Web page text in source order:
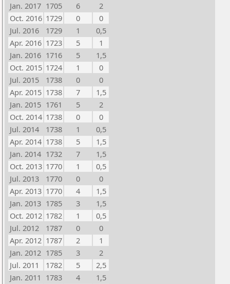
Jan. 2017 1705 6
2
Oct. 2016 1729 0
0
Jul. 2016
1729 1
0,5
Apr. 2016 1723 5
1
Jan. 2016 1716 5
1,5
Oct. 2015 1724 1
0
Jul. 2015
1738 0
0
Apr. 2015 1738 7
1,5
Jan. 2015 1761 5
2
Oct. 2014 1738 0
0
Jul. 2014
1738 1
0,5
Apr. 2014 1738 5
1,5
Jan. 2014 1732 7
1,5
Oct. 2013 1770 1
0,5
Jul. 2013
1770 0
0
Apr. 2013 1770 4
1,5
Jan. 2013 1785 3
1,5
Oct. 2012 1782 1
0,5
Jul. 2012
1787 0
0
Apr. 2012 1787 2
1
Jan. 2012 1785 3
2
Jul. 2011
1782 5
2,5
Jan. 2011 1783 4
1,5